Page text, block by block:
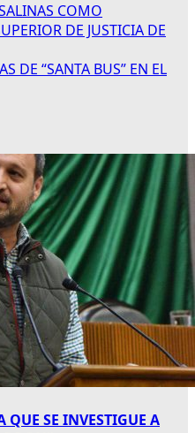
COMO
DE JUSTICIA DE
DE “SANTA BUS” EN EL
QUE SE INVESTIGUE A